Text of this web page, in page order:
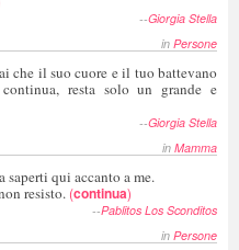
--Giorgia Stella
in Persone
che il suo cuore e il tuo battevano
resta solo un grande e
--Giorgia Stella
in Mamma
saperti qui accanto a me.
resisto. (continua)
--Pablitos Los Sconditos
in Persone